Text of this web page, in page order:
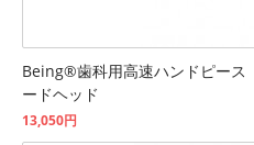
Being®歯科用高速ハンドピース
ードヘッド
13,050円